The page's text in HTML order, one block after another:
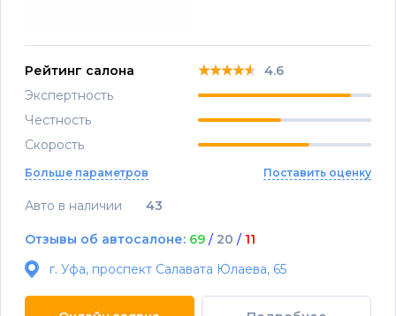
Рейтинг салона ★★★★★
★★★★★
★★★★★ 4.6
Экспертность
Честность
Скорость
Больше параметров Поставить оценку
Авто в наличии 43
Отзывы об автосалоне: 69 / 20 / 11
г. Уфа, проспект Салавата Юлаева, 65